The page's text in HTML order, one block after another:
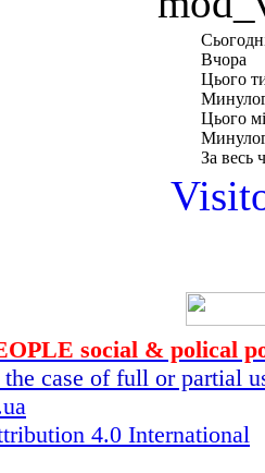
Вчора
Цього
Цього
За весь
social & polical
case of full or partial
4.0 International